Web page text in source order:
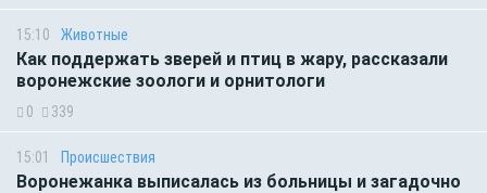
15:10 Животные
Как поддержать зверей и птиц в жару, рассказали
воронежские зоологи и орнитологи
0 339
15:01 Происшествия
Воронежанка выписалась из больницы и загадочно